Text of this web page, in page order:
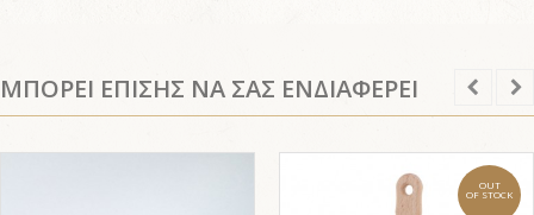
ΜΠΟΡΕΙ ΕΠΙΣΗΣ ΝΑ ΣΑΣ ΕΝΔΙΑΦΕΡΕΙ
OUT
OF STOCK